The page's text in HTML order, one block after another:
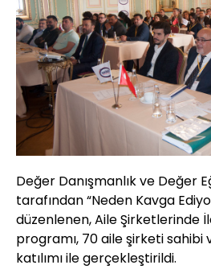
Değer Danışmanlık ve Değer
tarafından “Neden Kavga
düzenlenen, Aile Şirketlerinde
programı, 70 aile şirketi
katılımı ile gerçekleştirildi.